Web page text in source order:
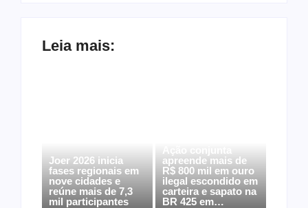
Leia mais:
Joer 2026 inicia
fases regionais em
nove cidades e
reúne mais de 7,3
mil participantes
apreende mais de
R$ 800 mil em ouro
ilegal escondido em
carteira e sapato na
BR 425 em…